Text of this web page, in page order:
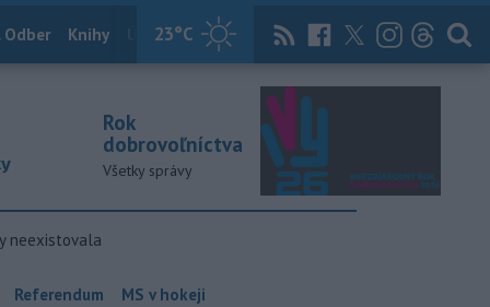
23°C
Odber Knihy Útulkovo Magazín News Now Archív
Rok
dobrovoľníctva
Všetky správy
neexistovala
Referendum MS v hokeji